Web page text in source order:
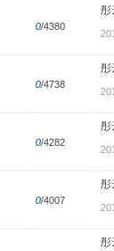
0/4380
彤
0/4738
彤
0/4282
彤
0/4007
彤
彤